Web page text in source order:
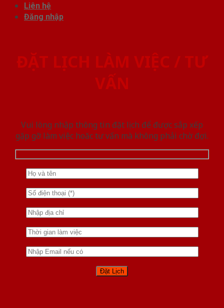
Liên hệ
Đăng nhập
ĐẶT LỊCH LÀM VIỆC / TƯ
VẤN
Vui lòng nhập thông tin đặt lịch để được sắp xếp
gặp gỡ làm việc hoăc tư vấn mà không phải chờ đợi.